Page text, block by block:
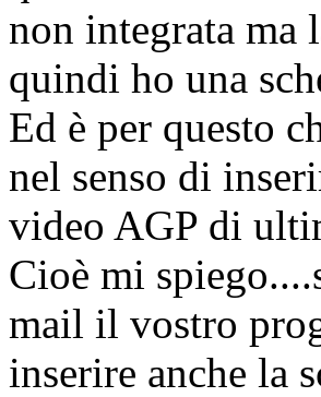
non integrata ma
quindi ho una
Ed è per questo
nel senso di
video AGP di
Cioè mi
mail il vostro
inserire anche la